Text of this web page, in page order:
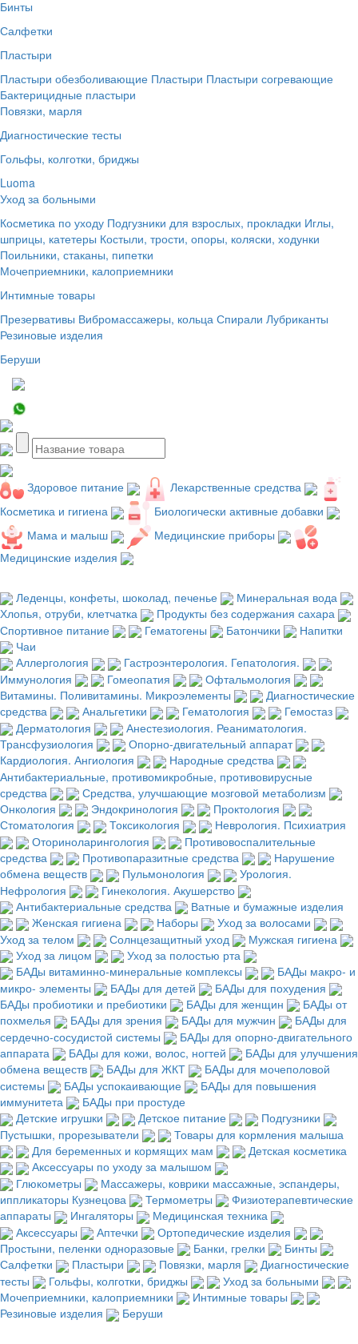
Бинты
Салфетки
Пластыри
Пластыри обезболивающие Пластыри Пластыри согревающие
Бактерицидные пластыри
Повязки, марля
Диагностические тесты
Гольфы, колготки, бриджы
Luoma
Уход за больными
Косметика по уходу Подгузники для взрослых, прокладки Иглы,
шприцы, катетеры Костыли, трости, опоры, коляски, ходунки
Поильники, стаканы, пипетки
Мочеприемники, калоприемники
Интимные товары
Презервативы Вибромассажеры, кольца Спирали Лубриканты
Резиновые изделия
Беруши
Здоровое питание
Лекарственные средства
Косметика и гигиена
Биологически активные добавки
Мама и малыш
Медицинские приборы
Медицинские изделия
Леденцы, конфеты, шоколад, печенье
Минеральная вода
Хлопья, отруби, клетчатка
Продукты без содержания сахара
Спортивное питание
Гематогены Батончики
Напитки
Чаи
Аллергология
Гастроэнтерология. Гепатология.
Иммунология
Гомеопатия
Офтальмология
Витамины. Поливитамины. Микроэлементы
Диагностические
средства
Анальгетики Гематология
Гемостаз
Дерматология
Анестезиология. Реаниматология.
Трансфузиология
Опорно-двигательный аппарат
Кардиология. Ангиология
Народные средства
Антибактериальные, противомикробные, противовирусные
средства
Средства, улучшающие мозговой метаболизм
Онкология
Эндокринология
Проктология
Стоматология
Токсикология
Неврология. Психиатрия
Оториноларингология
Противовоспалительные
средства
Противопаразитные средства
Нарушение
обмена веществ
Пульмонология
Урология.
Нефрология
Гинекология. Акушерство
Антибактериальные средства
Ватные и бумажные изделия
Женская гигиена
Наборы
Уход за волосами
Уход за телом
Солнцезащитный уход
Мужская гигиена
Уход за лицом
Уход за полостью рта
БАДы витаминно-минеральные комплексы
БАДы макро- и
микро- элементы
БАДы для детей
БАДы для похудения
БАДы пробиотики и пребиотики
БАДы для женщин
БАДы от
похмелья
БАДы для зрения БАДы для мужчин
БАДы для
сердечно-сосудистой системы
БАДы для опорно-двигательного
аппарата
БАДы для кожи, волос, ногтей
БАДы для улучшения
обмена веществ
БАДы для ЖКТ
БАДы для мочеполовой
системы
БАДы успокаивающие
БАДы для повышения
иммунитета
БАДы при простуде
Детские игрушки
Детское питание
Подгузники
Пустышки, прорезыватели
Товары для кормления малыша
Для беременных и кормящих мам
Детская косметика
Аксессуары по уходу за малышом
Глюкометры
Массажеры, коврики массажные, эспандеры,
иппликаторы Кузнецова
Термометры
Физиотерапевтические
аппараты
Ингаляторы
Медицинская техника
Аксессуары
Аптечки
Ортопедические изделия
Простыни, пеленки одноразовые
Банки, грелки
Бинты
Салфетки
Пластыри Повязки, марля
Диагностические
тесты
Гольфы, колготки, бриджы
Уход за больными
Мочеприемники, калоприемники
Интимные товары
Резиновые изделия
Беруши